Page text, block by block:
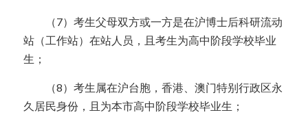
（7）考生父母双方或一方是在沪博士后科研流动
站（工作站）在站人员，且考生为高中阶段学校毕业
生；
（8）考生属在沪台胞，香港、澳门特别行政区永
久居民身份，且为本市高中阶段学校毕业生；